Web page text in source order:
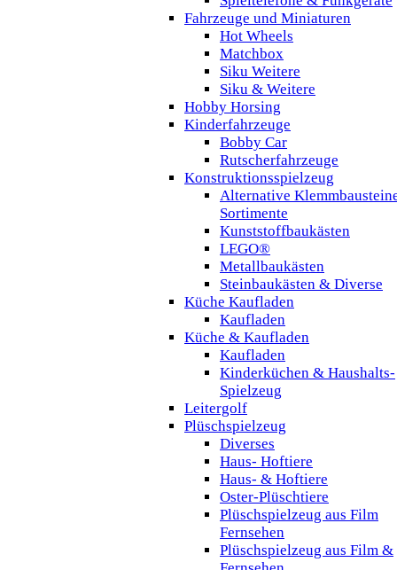
Fahrzeuge und Miniaturen
Hot Wheels
Matchbox
Siku Weitere
Siku & Weitere
Hobby Horsing
Kinderfahrzeuge
Bobby Car
Rutscherfahrzeuge
Konstruktionsspielzeug
Alternative
Sortimente
Kunststoffbaukästen
LEGO®
Metallbaukästen
Steinbaukästen & Diverse
Küche Kaufladen
Kaufladen
Küche & Kaufladen
Kaufladen
Kinderküchen & Haushalts-
Spielzeug
Leitergolf
Plüschspielzeug
Diverses
Haus- Hoftiere
Haus- & Hoftiere
Oster-Plüschtiere
Plüschspielzeug aus Film
Fernsehen
Plüschspielzeug aus Film &